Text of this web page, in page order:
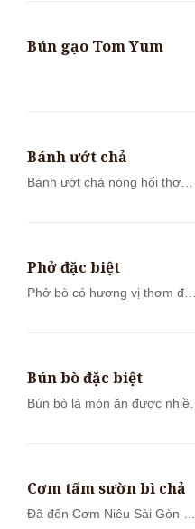
Bún gạo Tom Yum
Bánh ướt chả
Bánh ướt chả nóng hổi thơm
Phở đặc biệt
Phở bò có hương vị thơm đặc
Bún bò đặc biệt
Bún bò là món ăn được nhiều
Cơm tấm sườn bì chả
Đã đến Cơm Niêu Sài Gòn mà